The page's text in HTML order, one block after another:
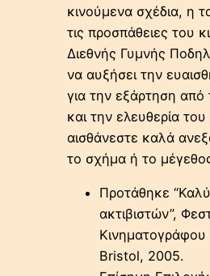
κινούμενα σχέδια, η
τις προσπάθειες του
Διεθνής Γυμνής
να αυξήσει την
για την εξάρτηση από
και την ελευθερία
αισθάνεστε καλά
το σχήμα ή το
Προτάθηκε
ακτιβιστών”,
Bristol, 2005.